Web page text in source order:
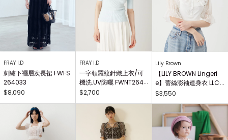
FRAY I.D
刺繡下襬層次長裙 FWFS
264033
$8,090
FRAY I.D
一字領羅紋針織上衣/可
機洗.UV防曬 FWNT2640
29
$2,700
Lily Brown
【LILY BROWN Lingeri
e】蕾絲澎袖連身衣 LLCO
262503
$3,550